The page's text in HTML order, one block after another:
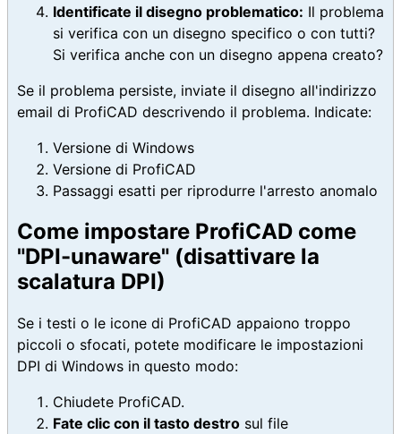
Identificate il disegno problematico: Il problema
si verifica con un disegno specifico o con tutti?
Si verifica anche con un disegno appena creato?
Se il problema persiste, inviate il disegno all'indirizzo
email di ProfiCAD descrivendo il problema. Indicate:
Versione di Windows
Versione di ProfiCAD
Passaggi esatti per riprodurre l'arresto anomalo
Come impostare ProfiCAD come
"DPI-unaware" (disattivare la
scalatura DPI)
Se i testi o le icone di ProfiCAD appaiono troppo
piccoli o sfocati, potete modificare le impostazioni
DPI di Windows in questo modo:
Chiudete ProfiCAD.
Fate clic con il tasto destro sul file